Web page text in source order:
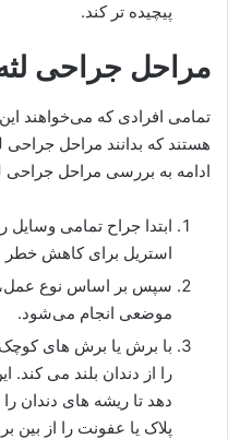
پیچیده تر کند.
مراحل جراحی
تمامی افرادی که می‌خواهند این
هستند که بدانند مراحل
ادامه به بررسی مراحل جراحی
ابتدا جراح تمامی وسایل
استریل برای کاهش خطر
سپس بر اساس نوع
موضعی انجام می‌شود.
با برش یا برش های کوچک
را از دندان بلند می کند.
دهد تا ریشه های دندان را
پلاک یا عفونت را از بین